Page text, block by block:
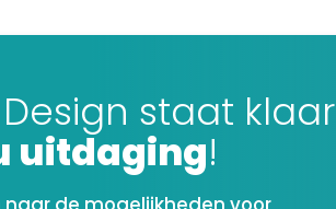
staat klaar
uitdaging!